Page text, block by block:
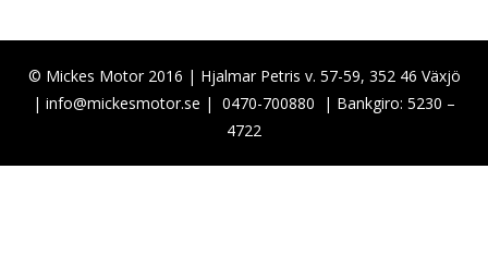
© Mickes Motor 2016 | Hjalmar Petris v. 57-59, 352 46 Växjö
| info@mickesmotor.se | 0470-700880 | Bankgiro: 5230 –
4722